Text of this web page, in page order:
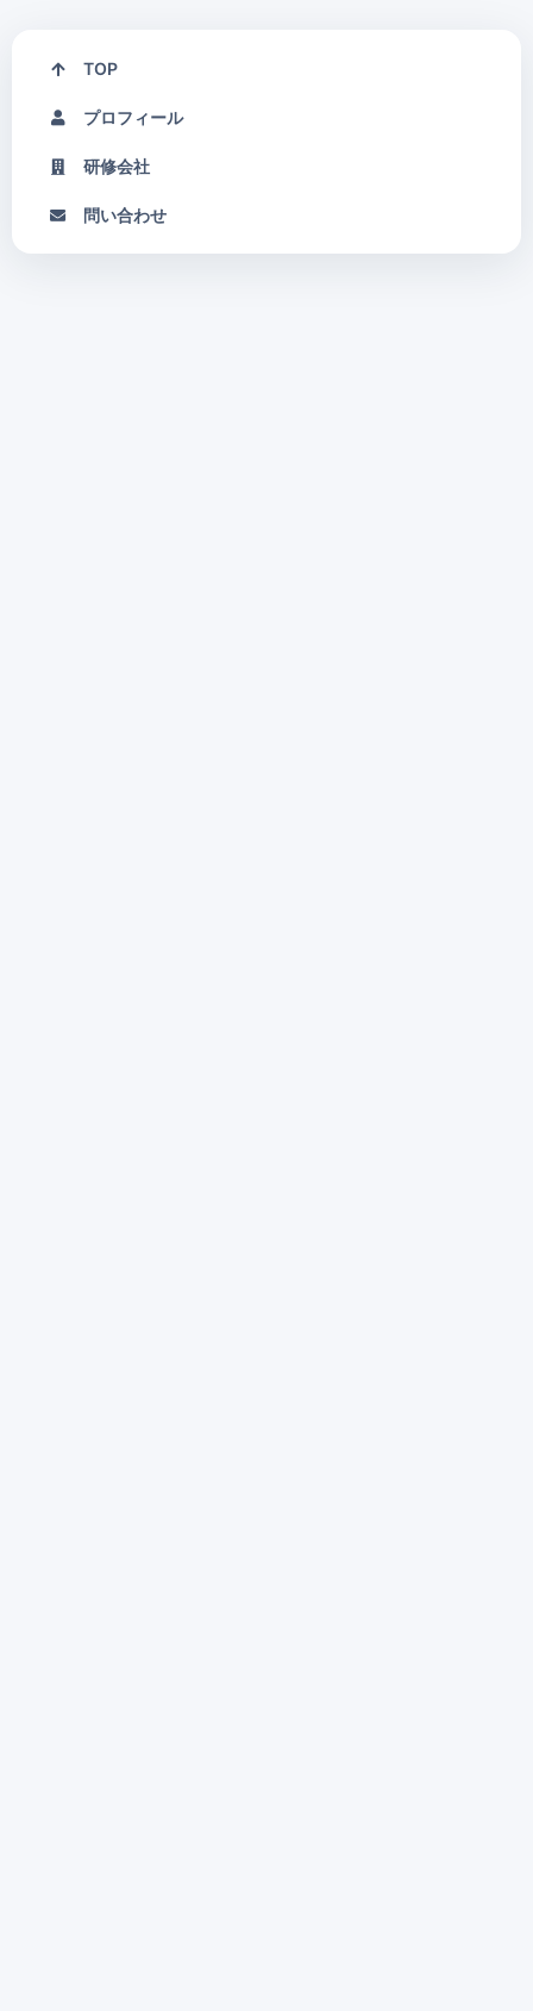
TOP
プロフィール
研修会社
問い合わせ